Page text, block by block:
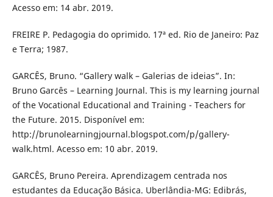
Acesso em: 14 abr. 2019.
FREIRE P. Pedagogia do oprimido. 17ª ed. Rio de Janeiro: Paz
e Terra; 1987.
GARCÊS, Bruno. “Gallery walk – Galerias de ideias”. In:
Bruno Garcês – Learning Journal. This is my learning journal
of the Vocational Educational and Training - Teachers for
the Future. 2015. Disponível em:
http://brunolearningjournal.blogspot.com/p/gallery-
walk.html. Acesso em: 10 abr. 2019.
GARCÊS, Bruno Pereira. Aprendizagem centrada nos
estudantes da Educação Básica. Uberlândia-MG: Edibrás,